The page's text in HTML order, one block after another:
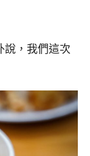
說，我們這次